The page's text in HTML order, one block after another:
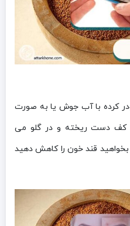
کرده با آب جوش یا به صورت
کف دست ریخته و در گلو می
بخواهید قند خون را کاهش دهید